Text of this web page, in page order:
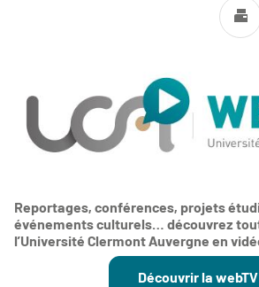
Reportages, conférences, projets
événements culturels… découvrez
l’Université Clermont Auvergne en
Découvrir la webTV